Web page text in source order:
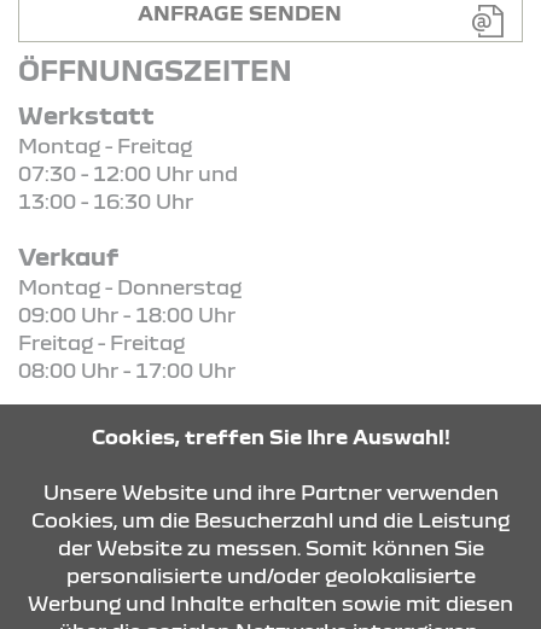
ANFRAGE SENDEN
ÖFFNUNGSZEITEN
Werkstatt
Montag - Freitag
07:30 - 12:00 Uhr und
13:00 - 16:30 Uhr
Verkauf
Montag - Donnerstag
09:00 Uhr - 18:00 Uhr
Freitag - Freitag
08:00 Uhr - 17:00 Uhr
KONTAKT & ANFAHRT
ÖFFNUNGSZEITEN
Cookies, treffen Sie Ihre Auswahl!
Unsere Website und ihre Partner verwenden
Cookies, um die Besucherzahl und die Leistung
der Website zu messen. Somit können Sie
personalisierte und/oder geolokalisierte
Werbung und Inhalte erhalten sowie mit diesen